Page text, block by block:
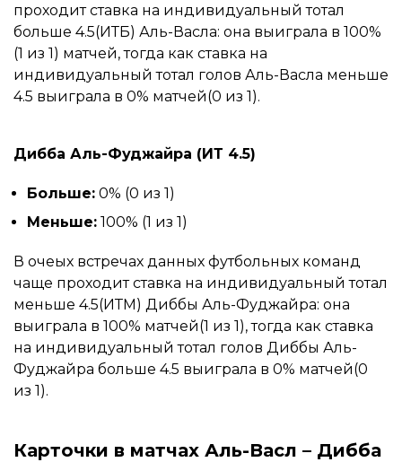
проходит ставка на индивидуальный тотал
больше 4.5(ИТБ) Аль-Васла: она выиграла в 100%
(1 из 1) матчей, тогда как ставка на
индивидуальный тотал голов Аль-Васла меньше
4.5 выиграла в 0% матчей(0 из 1).
Дибба Аль-Фуджайра (ИТ 4.5)
Больше: 0% (0 из 1)
Меньше: 100% (1 из 1)
В очеых встречах данных футбольных команд
чаще проходит ставка на индивидуальный тотал
меньше 4.5(ИТМ) Диббы Аль-Фуджайра: она
выиграла в 100% матчей(1 из 1), тогда как ставка
на индивидуальный тотал голов Диббы Аль-
Фуджайра больше 4.5 выиграла в 0% матчей(0
из 1).
Карточки в матчах Аль-Васл – Дибба